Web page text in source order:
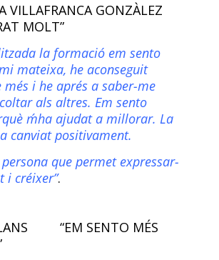
VILLAFRANCA GONZÀLEZ
MOLT”
la formació em sento
mateixa, he aconseguit
més i he aprés a saber-me
als altres. Em sento
m´ha ajudat a millorar. La
canviat positivament.
que permet expressar-
i créixer”.
“EM SENTO MÉS